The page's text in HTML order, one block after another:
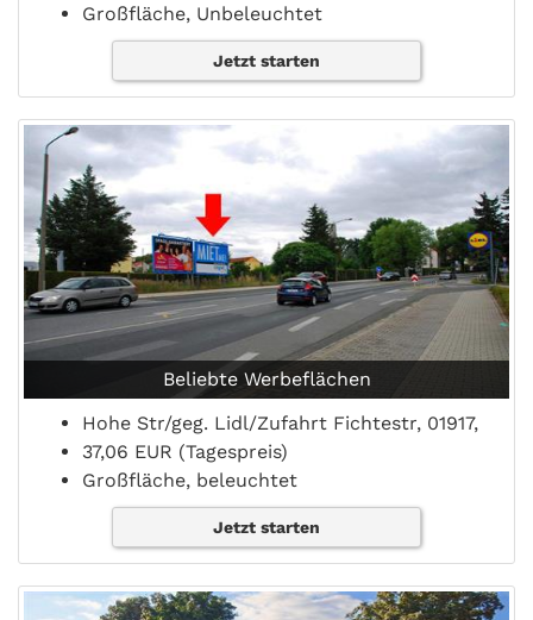
Großfläche, Unbeleuchtet
Jetzt starten
Beliebte Werbeflächen
Hohe Str/geg. Lidl/Zufahrt Fichtestr, 01917,
37,06 EUR (Tagespreis)
Großfläche, beleuchtet
Jetzt starten